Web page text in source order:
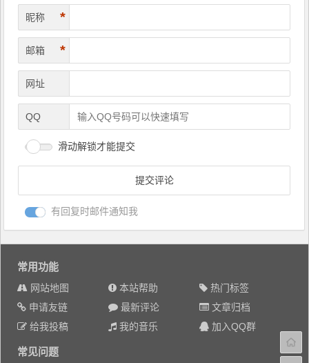
昵称 *
邮箱 *
网址
QQ
滑动解锁才能提交
有回复时邮件通知我
常用功能
网站地图 本站帮助
热门标签
申请友链
最新评论
文章归档
给我投稿
我的音乐 加入QQ群
常见问题